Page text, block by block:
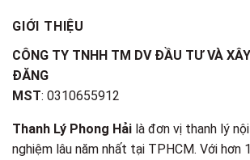
GIỚI THIỆU
CÔNG TY TNHH TM DV ĐẦU TƯ VÀ
ĐĂNG
MST: 0310655912
Thanh Lý Phong Hải là đơn vị thanh lý
nghiệm lâu năm nhất tại TPHCM. Với hơn